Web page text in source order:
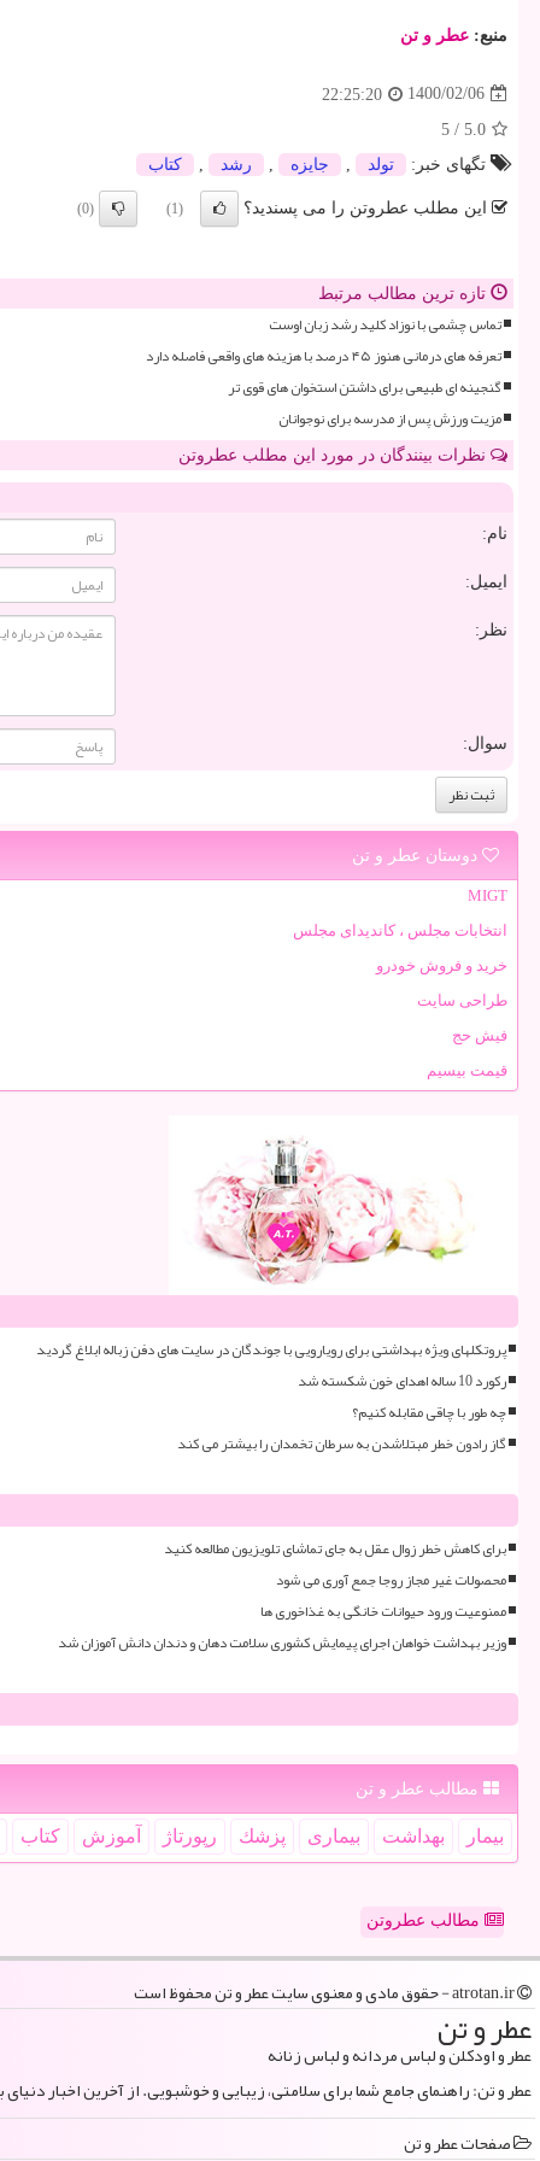
منبع: عطر و تن
1400/02/06
22:25:20
5.0
/
5
تگهای خبر:
تولد جایزه رشد كتاب
این مطلب عطروتن را می پسندید؟ (1)
(0)
تازه ترین مطالب مرتبط
تماس چشمی با نوزاد کلید رشد زبان اوست
تعرفه های درمانی هنوز ۴۵ درصد با هزینه های واقعی فاصله دارد
گنجینه ای طبیعی برای داشتن استخوان های قوی تر
مزیت ورزش پس از مدرسه برای نوجوانان
نظرات بینندگان در مورد این مطلب عطروتن
نام:
ایمیل:
نظر:
سوال:
دوستان عطر و تن
MIGT
انتخابات مجلس ، کاندیدای مجلس
خرید و فروش خودرو
طراحی سایت
فیش حج
قیمت بیسیم
پروتکلهای ویژه بهداشتی برای رویارویی با جوندگان در سایت های دفن زباله ابلاغ گردید
رکورد 10 ساله اهدای خون شکسته شد
چه طور با چاقی مقابله کنیم؟
گاز رادون خطر مبتلاشدن به سرطان تخمدان را بیشتر می کند
برای کاهش خطر زوال عقل به جای تماشای تلویزیون مطالعه کنید
محصولات غیر مجاز روجا جمع آوری می شود
ممنوعیت ورود حیوانات خانگی به غذاخوری ها
وزیر بهداشت خواهان اجرای پیمایش کشوری سلامت دهان و دندان دانش آموزان شد
مطالب عطر و تن
بیمار بهداشت بیماری پزشك رپورتاژ آموزش كتاب
مطالب عطروتن
عطر و تن
عطر و اودکلن و لباس مردانه و لباس زنانه
عطر و تن: راهنمای جامع شما برای سلامتی، زیبایی و خوشبویی. از آخرین اخبار
صفحات عطر و تن